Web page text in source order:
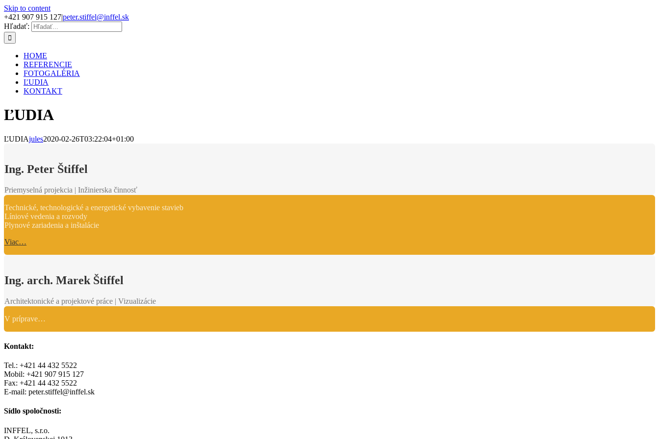
Skip to content
+421 907 915 127|peter.stiffel@inffel.sk
Hľadať:
HOME
REFERENCIE
FOTOGALÉRIA
ĽUDIA
KONTAKT
ĽUDIA
ĽUDIAjules2020-02-26T03:22:04+01:00
Ing. Peter Štiffel
Priemyselná projekcia | Inžinierska činnosť
Technické, technologické a energetické vybavenie stavieb
Líniové vedenia a rozvody
Plynové zariadenia a inštalácie
Viac…
Ing. arch. Marek Štiffel
Architektonické a projektové práce | Vizualizácie
V príprave…
Kontakt:
Tel.: +421 44 432 5522
Mobil: +421 907 915 127
Fax: +421 44 432 5522
E-mail: peter.stiffel@inffel.sk
Sídlo spoločnosti:
INFFEL, s.r.o.